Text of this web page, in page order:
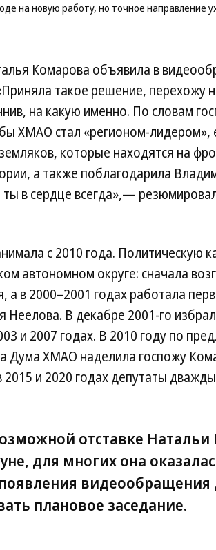
на новую работу, но точное направление
Комарова объявила в
такое решение, перехожу
на какую именно. По словам
ХМАО стал «регионом-лидером»,
которые находятся на
а также поблагодарила
в сердце всегда»,—
с 2010 года. Политическую
автономном округе: сначала
а в 2000–2001 годах работала
В декабре 2001-го
и 2007 годах. В 2010 году по
Дума ХМАО наделила госпожу
и 2020 годах депутаты
отставке
для многих она
плановое заседание.